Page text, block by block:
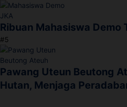
Ribuan Mahasiswa Demo
#5
Pawang Uteun Beutong
Hutan, Menjaga